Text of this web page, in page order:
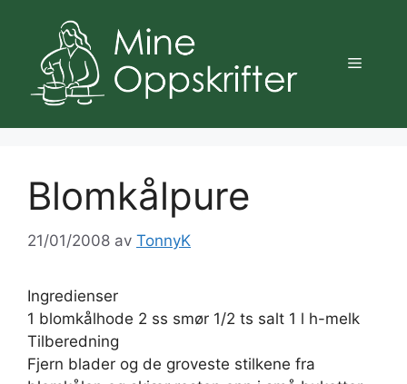
innhold
Meny
Blomkålpure
21/01/2008 av TonnyK
Ingredienser
1 blomkålhode 2 ss smør 1/2 ts salt 1 l h-melk
Tilberedning
Fjern blader og de groveste stilkene fra